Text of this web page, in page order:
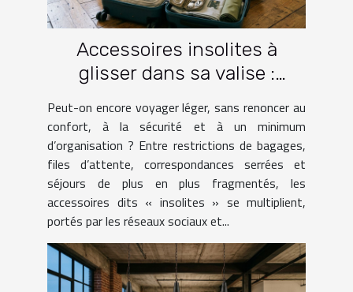
Accessoires insolites à
glisser dans sa valise :
lesquels facilitent vraiment
le voyage ?
Peut-on encore voyager léger, sans renoncer au
confort, à la sécurité et à un minimum
d’organisation ? Entre restrictions de bagages,
files d’attente, correspondances serrées et
séjours de plus en plus fragmentés, les
accessoires dits « insolites » se multiplient,
portés par les réseaux sociaux et...